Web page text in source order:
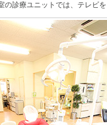
の診療ユニットでは、テレビ